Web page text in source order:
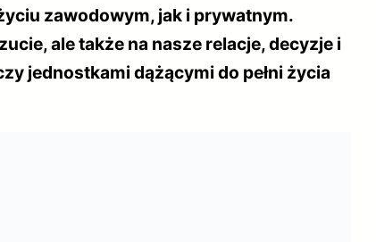
zawodowym, jak i prywatnym.
ale także na nasze relacje, decyzje i
jednostkami dążącymi do pełni życia